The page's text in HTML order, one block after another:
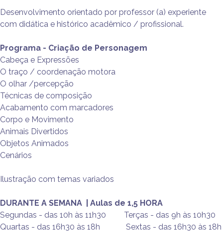
Desenvolvimento orientado por professor (a) experiente
com didática e histórico acadêmico / profissional.
Programa - Criação de Personagem
Cabeça e Expressões
O traço / coordenação motora
O olhar /percepção
Técnicas de composição
Acabamento com marcadores
Corpo e Movimento
Animais Divertidos
Objetos Animados
Cenários
Ilustração com temas variados
DURANTE A SEMANA | Aulas de 1,5 HORA
Segundas - das 10h às 11h30 Terças - das 9h às 10h30
Quartas - das 16h30 às 18h Sextas - das 16h30 às 18h